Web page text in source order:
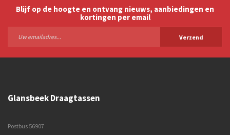
Blijf op de hoogte en ontvang nieuws, aanbiedingen en
kortingen per email
Verzend
Glansbeek Draagtassen
Postbus 56907